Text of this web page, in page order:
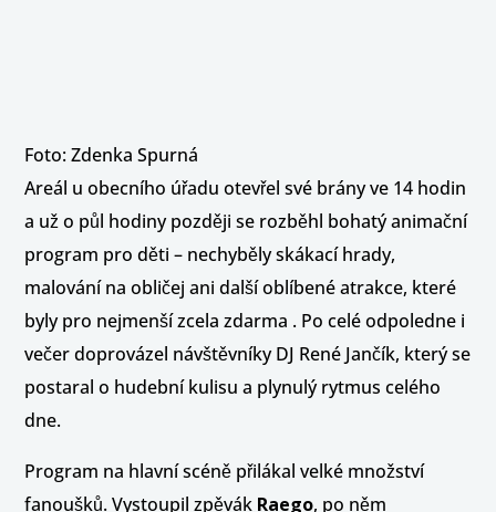
Foto: Zdenka Spurná
Areál u obecního úřadu otevřel své brány ve 14 hodin
a už o půl hodiny později se rozběhl bohatý animační
program pro děti – nechyběly skákací hrady,
malování na obličej ani další oblíbené atrakce, které
byly pro nejmenší zcela zdarma . Po celé odpoledne i
večer doprovázel návštěvníky DJ René Jančík, který se
postaral o hudební kulisu a plynulý rytmus celého
dne.
Program na hlavní scéně přilákal velké množství
fanoušků. Vystoupil zpěvák Raego, po něm